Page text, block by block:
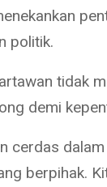
politik.
tidak
demi
cerdas
berpihak.